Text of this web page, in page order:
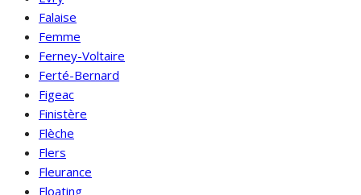
Falaise
Femme
Ferney-Voltaire
Ferté-Bernard
Figeac
Finistère
Flèche
Flers
Fleurance
Floating